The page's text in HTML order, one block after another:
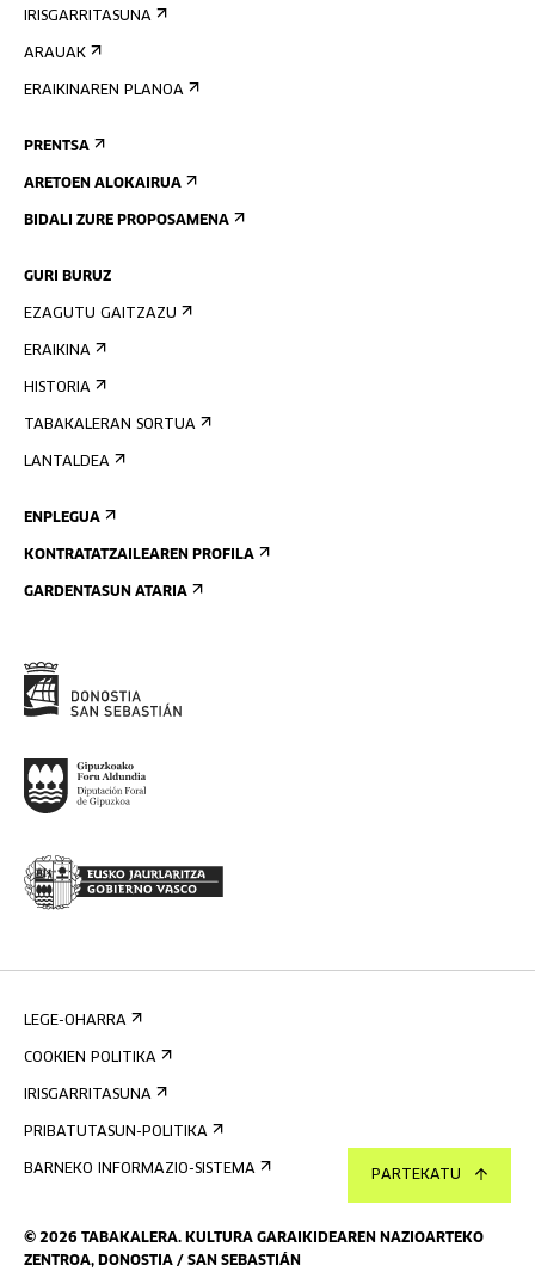
PARTEKATU
IRISGARRITASUNA
ARAUAK
ERAIKINAREN PLANOA
PRENTSA
ARETOEN ALOKAIRUA
BIDALI ZURE PROPOSAMENA
GURI BURUZ
EZAGUTU GAITZAZU
ERAIKINA
HISTORIA
TABAKALERAN SORTUA
LANTALDEA
ENPLEGUA
KONTRATATZAILEAREN PROFILA
GARDENTASUN ATARIA
© 2026 TABAKALERA. KULTURA GARAIKIDEAREN NAZIOARTEKO
ZENTROA, DONOSTIA / SAN SEBASTIÁN
LEGE-OHARRA
COOKIEN POLITIKA
IRISGARRITASUNA
PRIBATUTASUN-POLITIKA
BARNEKO INFORMAZIO-SISTEMA